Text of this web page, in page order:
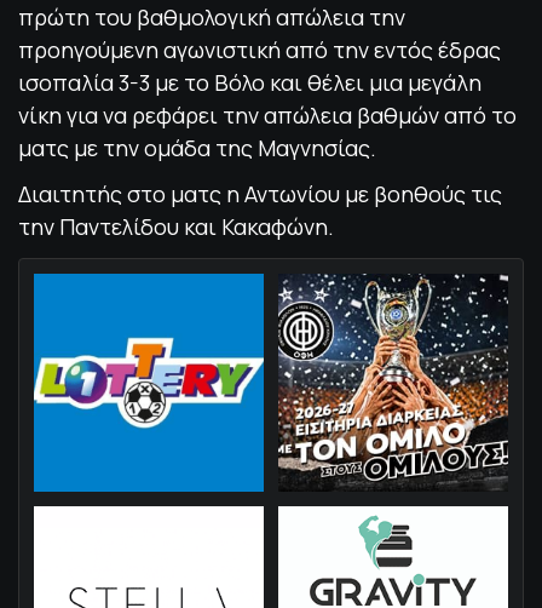
πρώτη του βαθμολογική απώλεια την
προηγούμενη αγωνιστική από την εντός έδρας
ισοπαλία 3-3 με το Βόλο και θέλει μια μεγάλη
νίκη για να ρεφάρει την απώλεια βαθμών από το
ματς με την ομάδα της Μαγνησίας.
Διαιτητής στο ματς η Αντωνίου με βοηθούς τις
την Παντελίδου και Κακαφώνη.